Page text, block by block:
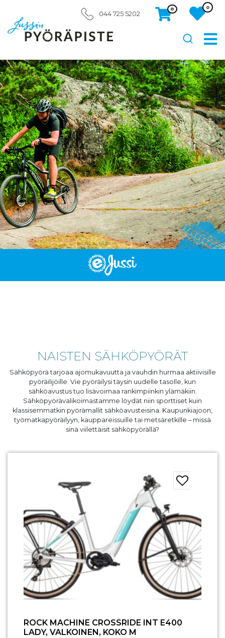
044 725 5202
0 0
Etsi
NAISTEN SÄHKÖPYÖRÄT
Sähköpyörä tarjoaa ajomukavuutta ja vauhdin hurmaa aktiivisille
pyöräilijöille. Vie pyöräilysi täysin uudelle tasolle, kun
sähköavustus tuo lisävoimaa rankimpiinkin ylämäkiin.
Sähköpyörävalikoimastamme löydät niin sporttiset kuin
klassisemmatkin pyörämallit sähköavusteisina. Kaupunkiajoon,
työmatkapyöräilyyn, kauppareissuille tai metsäretkille – missä
sinä viilettäisit sähköpyörällä?
ROCK MACHINE CROSSRIDE INT E400
LADY, VALKOINEN, KOKO M